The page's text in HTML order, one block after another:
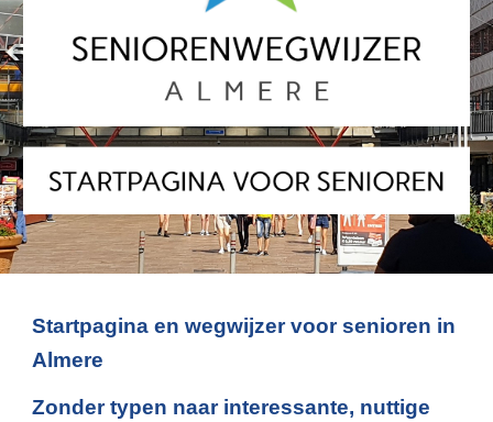
Startpagina en wegwijzer voor senioren in
Almere
Zonder typen naar interessante, nuttige